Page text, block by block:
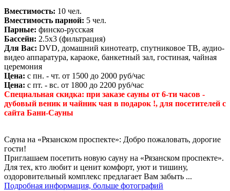
Вместимость: 10 чел.
Вместимость парной: 5 чел.
Парные: финско-русская
Бассейн: 2.5х3 (фильтрация)
Для Вас: DVD, домашний кинотеатр, спутниковое ТВ, аудио-
видео аппаратура, караоке, банкетный зал, гостиная, чайная
церемония
Цена: с пн. - чт. от 1500 до 2000 руб/час
Цена: с пт. - вс. от 1800 до 2200 руб/час
Специальная скидка: при заказе сауны от 6-ти часов -
дубовый веник и чайник чая в подарок !, для посетителей с
сайта Бани-Сауны
Сауна на «Рязанском проспекте»: Добро пожаловать, дорогие
гости!
Приглашаем посетить новую сауну на «Рязанском проспекте».
Для тех, кто любит и ценит комфорт, уют и тишину,
оздоровительный комплекс предлагает Вам забыть ...
Подробная информация, больше фотографий